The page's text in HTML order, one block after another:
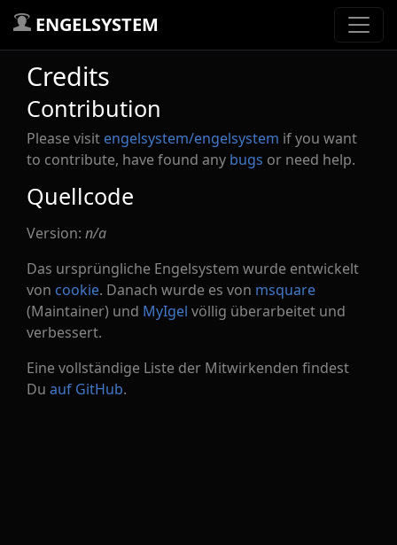
ENGELSYSTEM
Credits
Contribution
Please visit engelsystem/engelsystem if you want
to contribute, have found any bugs or need help.
Quellcode
Version: n/a
Das ursprüngliche Engelsystem wurde entwickelt
von cookie. Danach wurde es von msquare
(Maintainer) und MyIgel völlig überarbeitet und
verbessert.
Eine vollständige Liste der Mitwirkenden findest
Du auf GitHub.